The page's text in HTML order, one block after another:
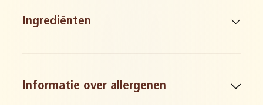
Ingrediënten
Informatie over allergenen